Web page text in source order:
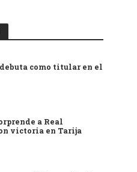
debuta como titular en el
a Real
victoria en Tarija